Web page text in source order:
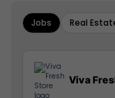
Jobs Real
Viva